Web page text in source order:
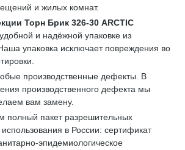
и жилых комнат.
Торн Брик 326-30 ARCTIC
и надёжной упаковке из
упаковка исключает повреждения во
производственные дефекты. В
производственного дефекта мы
вам замену.
полный пакет разрешительных
в России: сертификат
эпидемиологическое